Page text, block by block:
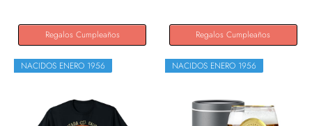
Regalos Cumpleaños Regalos Cumpleaños
NACIDOS ENERO 1956 NACIDOS ENERO 1956